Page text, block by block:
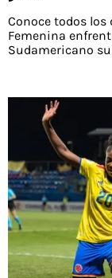
Conoce todos los
Femenina
Sudamericano